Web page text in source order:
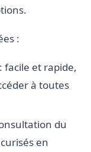
:
: facile et rapide,
à toutes
du
en